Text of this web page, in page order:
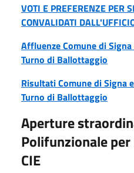
VOTI E PREFERENZE PER
CONVALIDATI
Affluenze Comune di
Turno di Ballottaggio
Risultati Comune di Signa
Turno di Ballottaggio
Aperture
Polifunzionale
CIE